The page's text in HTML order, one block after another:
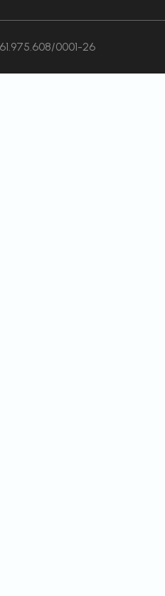
0001-26